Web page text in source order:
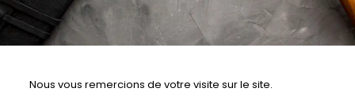
Nous vous remercions de votre visite sur le site.